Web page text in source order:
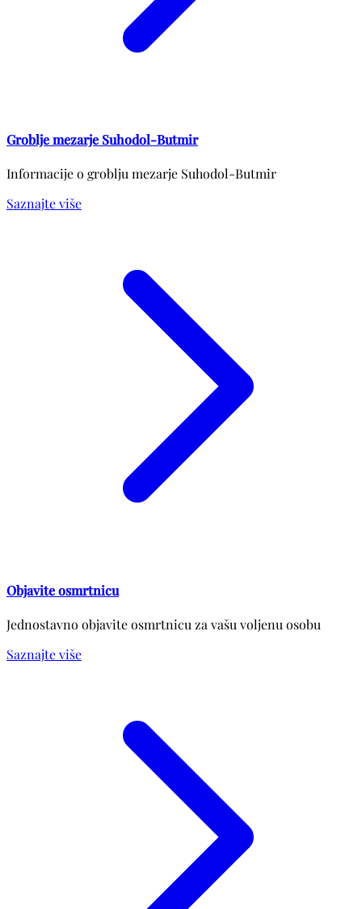
Groblje mezarje Suhodol-Butmir
Informacije o groblju mezarje Suhodol-Butmir
Saznajte više
Objavite osmrtnicu
Jednostavno objavite osmrtnicu za vašu voljenu osobu
Saznajte više